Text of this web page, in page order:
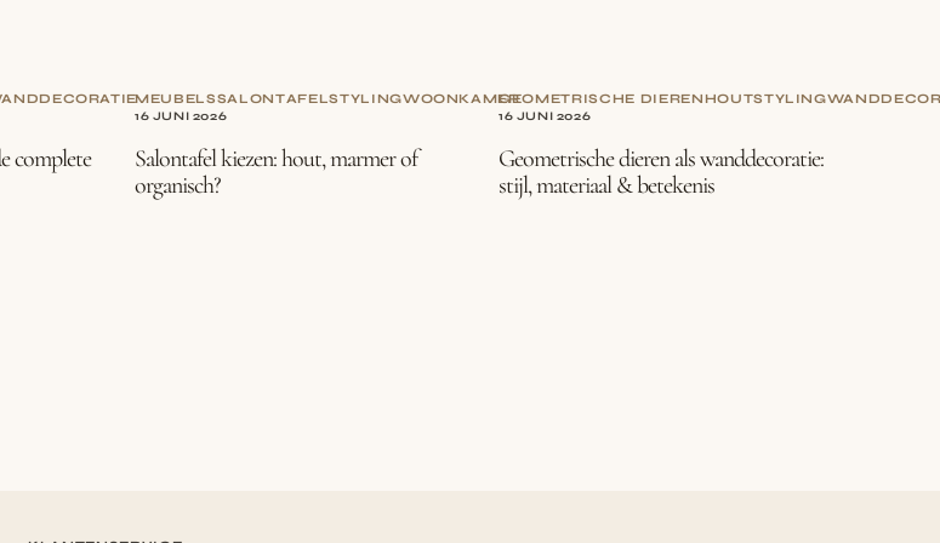
complete
MEUBELSSALONTAFELSTYLINGWOONKAMER
16 JUNI 2026
Salontafel kiezen: hout, marmer of
organisch?
GEOMETRISCHE DIERENHOUTSTYLING
16 JUNI 2026
Geometrische dieren als wanddecoratie:
stijl, materiaal & betekenis